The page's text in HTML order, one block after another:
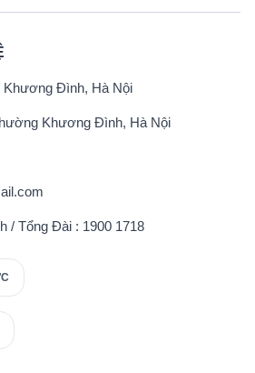
Khương Đình, Hà Nội
Khương Đình, Hà Nội
/ Tổng Đài : 1900 1718